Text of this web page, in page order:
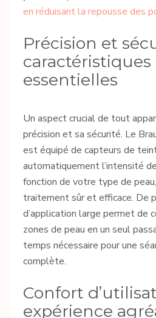
en réduisant la repousse des
Précision et
caractéristiques
essentielles
Un aspect crucial de tout
précision et sa sécurité. Le
est équipé de capteurs de
automatiquement l’intensité
fonction de votre type de
traitement sûr et efficace. De
d’application large permet de
zones de peau en un seul
temps nécessaire pour une
complète.
Confort
expérience